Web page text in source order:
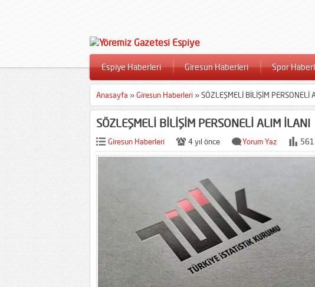
Espiye Haberleri Giresun Haberleri Spor
Anasayfa »Giresun Haberleri »SÖZLEŞMELİ BİLİŞİM PERSONELİ
SÖZLEŞMELİ BİLİŞİM PERSONELİ ALIM İLANI
Giresun Haberleri 4 yıl önce Yorum Yaz